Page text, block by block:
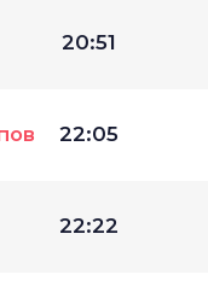
20:51
22:05
22:22